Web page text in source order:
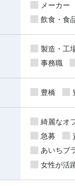
メーカー
飲食・食
製造・工
事務職
豊橋
綺麗なオ
急募
あいちブ
女性が活